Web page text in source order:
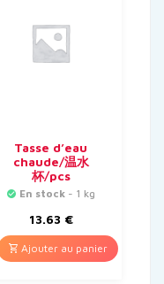
Tasse d’eau
chaude/温水
杯/pcs
En stock - 1 kg
13.63 €
Ajouter au panier